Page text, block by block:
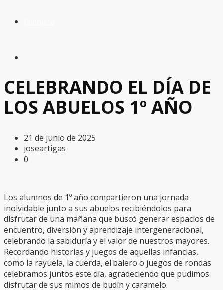
CELEBRANDO EL DÍA DE
LOS ABUELOS 1º AÑO
21 de junio de 2025
joseartigas
0
Los alumnos de 1º año compartieron una jornada
inolvidable junto a sus abuelos recibiéndolos para
disfrutar de una mañana que buscó generar espacios de
encuentro, diversión y aprendizaje intergeneracional,
celebrando la sabiduría y el valor de nuestros mayores.
Recordando historias y juegos de aquellas infancias,
como la rayuela, la cuerda, el balero o juegos de rondas
celebramos juntos este día, agradeciendo que pudimos
disfrutar de sus mimos de budín y caramelo.